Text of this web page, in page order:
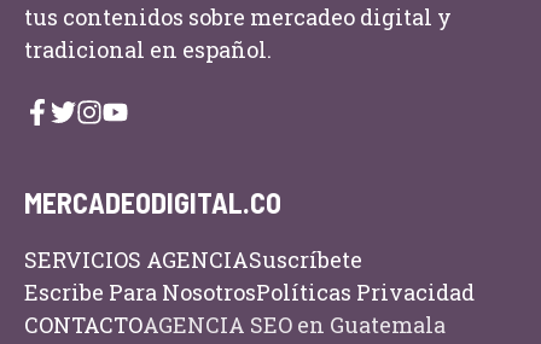
tus contenidos sobre mercadeo digital y
tradicional en español.
MERCADEODIGITAL.CO
SERVICIOS AGENCIASuscríbete
Escribe Para NosotrosPolíticas Privacidad
CONTACTOAGENCIA SEO en Guatemala